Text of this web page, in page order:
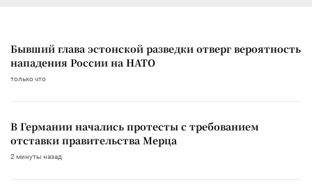
Бывший глава эстонской разведки отверг вероятность
нападения России на НАТО
только что
В Германии начались протесты с требованием
отставки правительства Мерца
2 минуты назад